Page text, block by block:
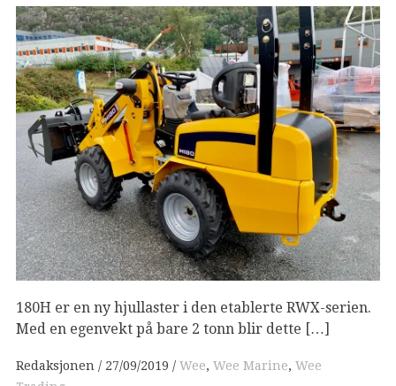
180H er en ny hjullaster i den etablerte RWX-serien.
Med en egenvekt på bare 2 tonn blir dette […]
Redaksjonen 27/09/2019 Wee, Wee Marine, Wee